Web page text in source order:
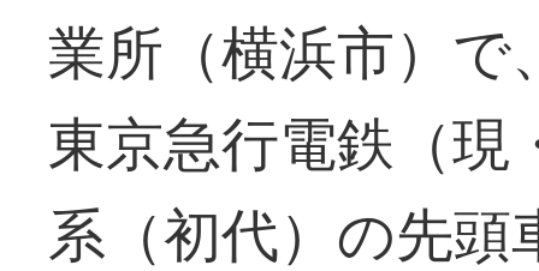
業所（横浜市）
東京急行電鉄（現
系（初代）の先